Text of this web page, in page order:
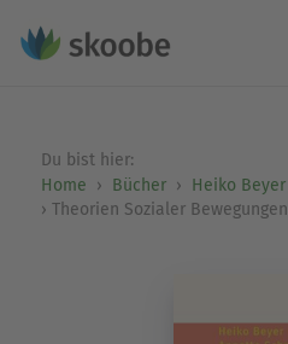
Du bist hier:
Home
Bücher
Heiko Beyer
Theorien Sozialer Bewegungen